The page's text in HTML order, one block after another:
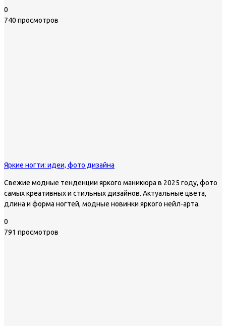
0
740 просмотров
Яркие ногти: идеи, фото дизайна
Свежие модные тенденции яркого маникюра в 2025 году, фото
самых креативных и стильных дизайнов. Актуальные цвета,
длина и форма ногтей, модные новинки яркого нейл-арта.
0
791 просмотров